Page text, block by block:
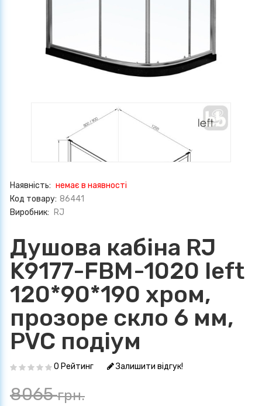
Наявність: немає в наявності
Код товару: 86441
Виробник:
RJ
Душова кабіна RJ
K9177-FBM-1020 left
120*90*190 хром,
прозоре скло 6 мм,
PVC подіум
0 Рейтинг Залишити відгук!
8065грн.